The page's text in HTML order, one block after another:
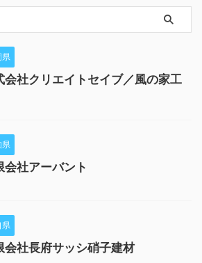
県
会社クリエイトセイブ／風の家工
県
会社アーバント
県
会社長府サッシ硝子建材